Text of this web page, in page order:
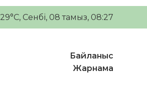
29°C, Сенбі, 08 тамыз, 08:27
Байланыс
Жарнама